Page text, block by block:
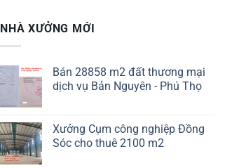
NHÀ XƯỞNG MỚI
Bán 28858 m2 đất thương mại
dịch vụ Bản Nguyên - Phú Thọ
Xưởng Cụm công nghiệp Đồng
Sóc cho thuê 2100 m2